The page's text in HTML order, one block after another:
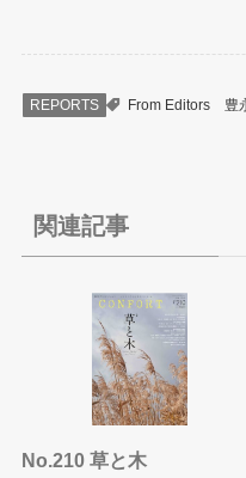
REPORTS From Editors 豊
関連記事
No.210 草と木